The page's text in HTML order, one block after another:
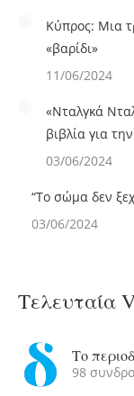
Κύπρος: Μια
«βαρίδι»
11/06/2024
«Νταλγκά
βιβλία για
03/06/2024
“Το σώμα δεν
03/06/2024
Τελευταία
Το
98